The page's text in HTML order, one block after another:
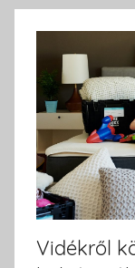
Vidékről